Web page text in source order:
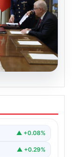
Yazan
bir sayfa
▲ +0.08%
▲ +0.29%